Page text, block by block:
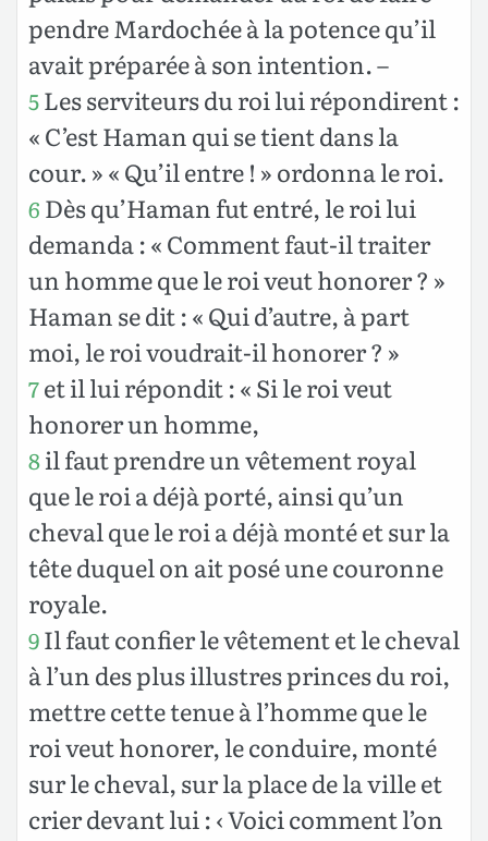
pendre Mardochée à la potence qu’il
avait préparée à son intention. –
5Les serviteurs du roi lui répondirent :
« C’est Haman qui se tient dans la
cour. » « Qu’il entre ! » ordonna le roi.
6 Dès qu’Haman fut entré, le roi lui
demanda : « Comment faut-il traiter
un homme que le roi veut honorer ? »
Haman se dit : « Qui d’autre, à part
moi, le roi voudrait-il honorer ? »
7et il lui répondit : « Si le roi veut
honorer un homme,
8il faut prendre un vêtement royal
que le roi a déjà porté, ainsi qu’un
cheval que le roi a déjà monté et sur la
tête duquel on ait posé une couronne
royale.
9Il faut confier le vêtement et le cheval
à l’un des plus illustres princes du roi,
mettre cette tenue à l’homme que le
roi veut honorer, le conduire, monté
sur le cheval, sur la place de la ville et
crier devant lui : ‹ Voici comment l’on